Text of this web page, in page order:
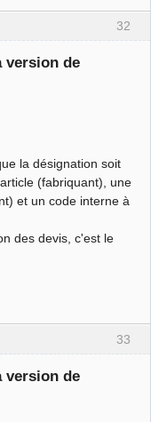
32
version de
la désignation soit
(fabriquant), une
et un code interne à
des devis, c'est le
33
version de